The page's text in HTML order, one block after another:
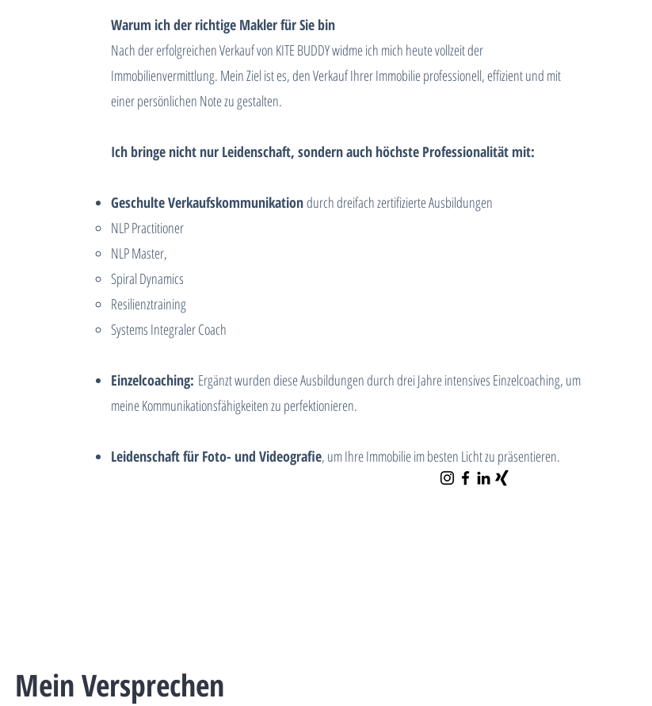
Warum ich der richtige Makler für Sie bin
Nach der erfolgreichen Verkauf von KITE BUDDY widme ich mich heute vollzeit der
Immobilienvermittlung. Mein Ziel ist es, den Verkauf Ihrer Immobilie professionell, effizient und mit
einer persönlichen Note zu gestalten.
Ich bringe nicht nur Leidenschaft, sondern auch höchste Professionalität mit:
Geschulte Verkaufskommunikationdurch dreifach zertifizierte Ausbildungen
NLP Practitioner
NLP Master,
Spiral Dynamics
Resilienztraining
Systems Integraler Coach
Einzelcoaching: Ergänzt wurden diese Ausbildungen durch drei Jahre intensives Einzelcoaching, um
meine Kommunikationsfähigkeiten zu perfektionieren.
Leidenschaft für Foto- und Videografie, um Ihre Immobilie im besten Licht zu präsentieren.
Mein Versprechen